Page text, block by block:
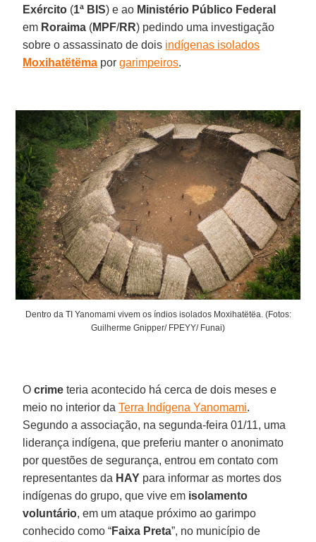
Exército (1ª BIS) e ao Ministério Público Federal
em Roraima (MPF/RR) pedindo uma investigação
sobre o assassinato de dois indígenas isolados
Moxihatëtëma porgarimpeiros.
Dentro da TI Yanomami vivem os índios isolados Moxihatëtëa. (Fotos:
Guilherme Gnipper/ FPEYY/ Funai)
Ocrime teria acontecido há cerca de dois meses e
meio no interior daTerra Indígena Yanomami.
Segundo a associação, na segunda-feira 01/11, uma
liderança indígena, que preferiu manter o anonimato
por questões de segurança, entrou em contato com
representantes da HAY para informar as mortes dos
indígenas do grupo, que vive em isolamento
voluntário, em um ataque próximo ao garimpo
conhecido como “Faixa Preta”, no município de